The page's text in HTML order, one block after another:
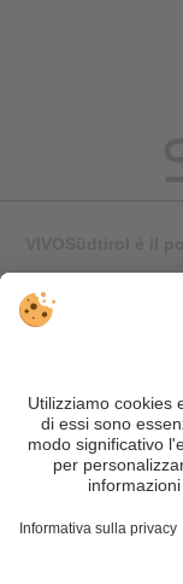
contenuti, si
correttezza e la
motivi di